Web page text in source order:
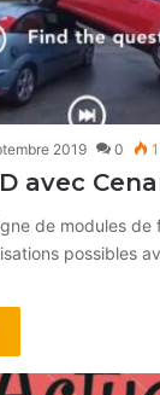
2019 0
avec
de modules
possibles